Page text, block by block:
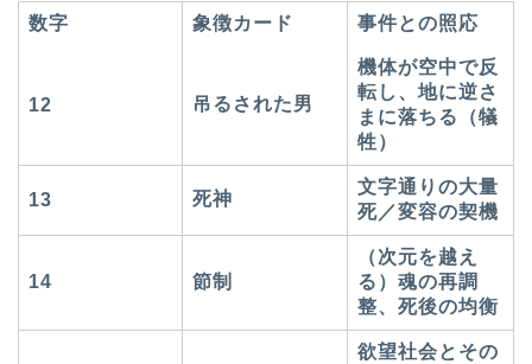
数字 象徴カード 事件との照応
12 吊るされた男
機体が空中で反
転し、地に逆さ
まに落ちる（犠
牲）
13 死神
文字通りの大量
死／変容の契機
14 節制
（次元を越え
る）魂の再調
整、死後の均衡
欲望社会とその